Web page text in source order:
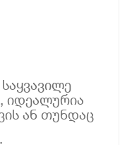
იდეალურია
ან თუნდაც